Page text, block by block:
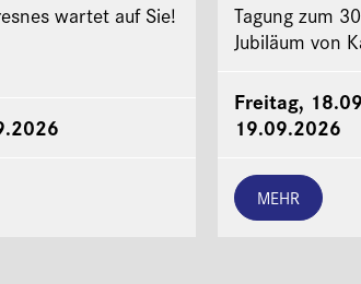
wartet auf Sie!
Tagung zum
Jubiläum von
Freitag,
19.09.2026
MEHR